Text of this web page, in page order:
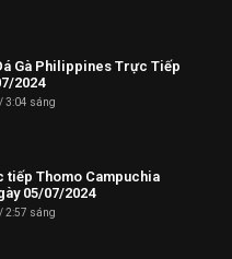
P. Nguyễn Trãi, Hà
Gà Philippines Trực Tiếp
2024
3:04 sáng
tiếp Thomo Campuchia
05/07/2024
2:57 sáng